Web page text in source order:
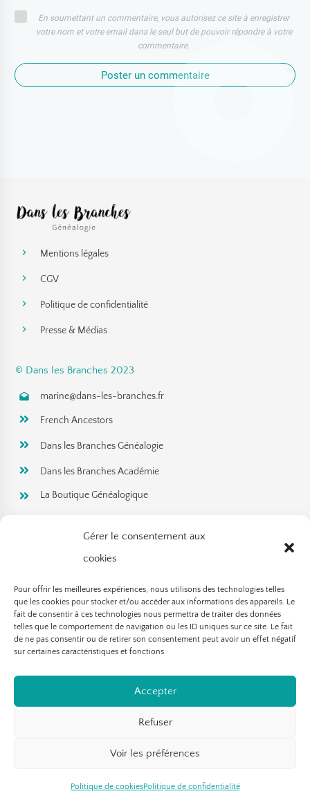
Gérer le consentement aux
cookies
Pour offrir les meilleures expériences, nous utilisons des technologies telles
que les cookies pour stocker et/ou accéder aux informations des appareils. Le
fait de consentir à ces technologies nous permettra de traiter des données
telles que le comportement de navigation ou les ID uniques sur ce site. Le fait
de ne pas consentir ou de retirer son consentement peut avoir un effet négatif
sur certaines caractéristiques et fonctions.
Accepter
Refuser
Voir les préférences
Politique de cookiesPolitique de confidentialité
En soumettant un commentaire, vous autorisez ce site à enregistrer
votre nom et votre email dans le seul but de pouvoir répondre à votre
commentaire.
Poster un commentaire
Mentions légales
CGV
Politique de confidentialité
Presse & Médias
© Dans les Branches 2023
marine@dans-les-branches.fr
French Ancestors
Dans les Branches Généalogie
Dans les Branches Académie
La Boutique Généalogique
Rejoignez ma newsletter!